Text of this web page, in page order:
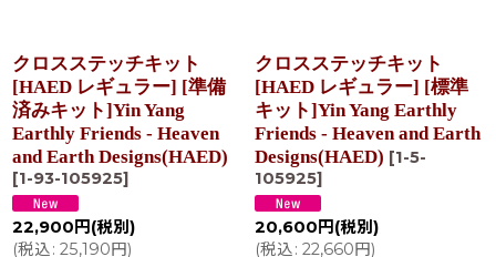
クロスステッチキット
[HAED レギュラー] [準備
済みキット]Yin Yang
Earthly Friends - Heaven
and Earth Designs(HAED)
[1-93-105925]
22,900 円 (税別)
(税込: 25,190円)
クロスステッチキット
[HAED レギュラー] [標準
キット]Yin Yang Earthly
Friends - Heaven and Earth
Designs(HAED) [1-5-
105925]
20,600 円 (税別)
(税込: 22,660円)